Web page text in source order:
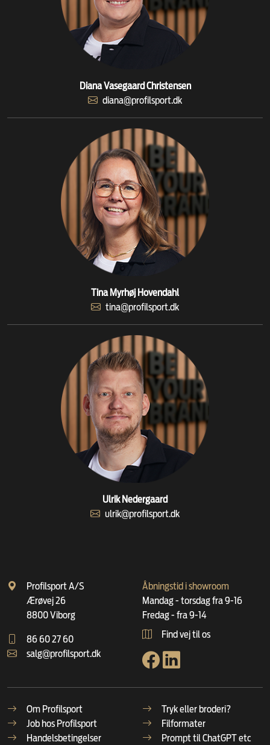
Diana Vasegaard Christensen
diana@profilsport.dk
Tina Myrhøj Hovendahl
tina@profilsport.dk
Ulrik Nedergaard
ulrik@profilsport.dk
Profilsport A/S
Ærøvej 26
8800 Viborg
86 60 27 60
salg@profilsport.dk
Åbningstid i showroom
Mandag - torsdag fra 9-16
Fredag - fra 9-14
Find vej til os
Om Profilsport
Job hos Profilsport
Handelsbetingelser
Tryk eller broderi?
Filformater
Prompt til ChatGPT etc